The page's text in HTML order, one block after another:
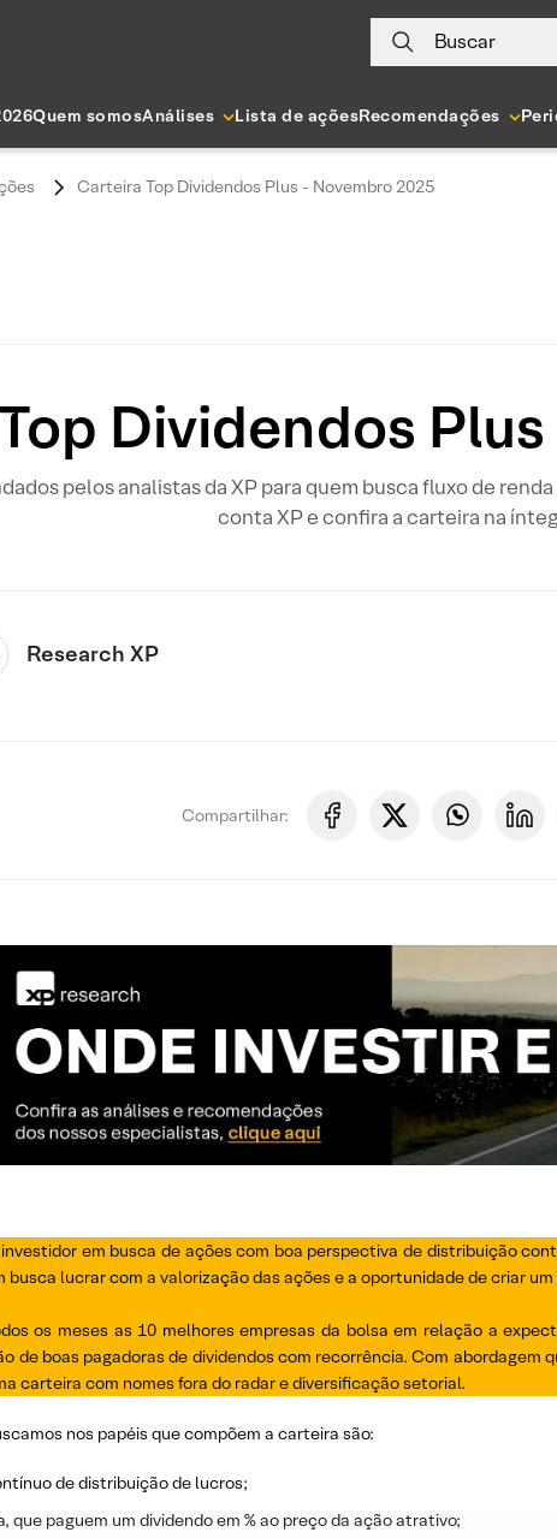
Buscar
Quem somosAnálises Lista de açõesRecomendações
Carteira Top Dividendos Plus - Novembro 2025
Dividendos
pelos analistas da XP para quem busca fluxo de
conta XP e confira a carteira na
Research XP
Compartilhar:
em busca de ações com boa perspectiva de distribuição
busca lucrar com a valorização das ações e a oportunidade de criar
os meses as 10 melhores empresas da bolsa em relação a
de boas pagadoras de dividendos com recorrência. Com
carteira com nomes fora do radar e diversificação setorial.
nos papéis que compõem a carteira são:
de distribuição de lucros;
que paguem um dividendo em % ao preço da ação atrativo;